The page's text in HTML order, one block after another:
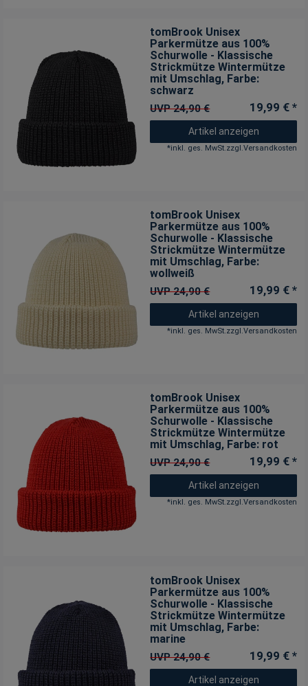
tomBrook Unisex
Parkermütze aus 100%
Schurwolle - Klassische
Strickmütze Wintermütze
mit Umschlag, Farbe:
schwarz
UVP 24,90 € 19,99 € *
Artikel anzeigen
*inkl. ges. MwSt.zzgl.Versandkosten
tomBrook Unisex
Parkermütze aus 100%
Schurwolle - Klassische
Strickmütze Wintermütze
mit Umschlag, Farbe:
wollweiß
UVP 24,90 € 19,99 € *
Artikel anzeigen
*inkl. ges. MwSt.zzgl.Versandkosten
tomBrook Unisex
Parkermütze aus 100%
Schurwolle - Klassische
Strickmütze Wintermütze
mit Umschlag, Farbe: rot
UVP 24,90 € 19,99 € *
Artikel anzeigen
*inkl. ges. MwSt.zzgl.Versandkosten
tomBrook Unisex
Parkermütze aus 100%
Schurwolle - Klassische
Strickmütze Wintermütze
mit Umschlag, Farbe:
marine
UVP 24,90 € 19,99 € *
Artikel anzeigen